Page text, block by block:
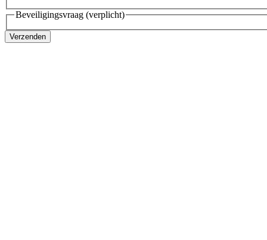
Beveiligingsvraag (verplicht)
Verzenden